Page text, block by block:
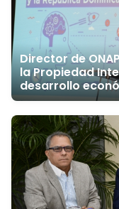
Director de
la Propiedad
desarrollo